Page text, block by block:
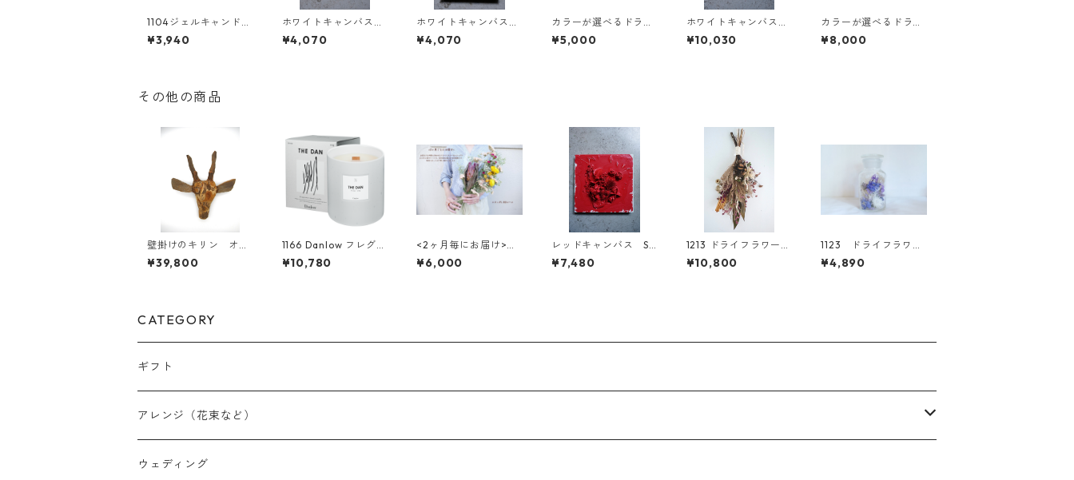
1104ジェルキャンドル
Lサイズ
¥3,940
ホワイトキャンバス
F0-022
¥4,070
ホワイトキャンバス
F0-015
¥4,070
カラーが選べるドライ
フラワースワッグM
¥5,000
ホワイトキャンバス
S3-024
¥10,030
カラーが選べるドライ
フラワースワッグL
¥8,000
その他の商品
壁掛けのキリン オブ
ジェ 050
¥39,800
1166 Danlow フレグラ
ンスウッドキャンドル
-THE DAN(ザダン)-
¥10,780
<2ヶ月毎にお届け>ド
ライフラワーのスワッ
グ(L) 3回コース
¥6,000
レッドキャンバス SS
M-14
¥7,480
1213 ドライフラワー
スワッグ
¥10,800
1123 ドライフラワ
ー ボタニカルグラス
(L)
¥4,890
CATEGORY
ギフト
アレンジ（花束など）
スワッグ
ウェディング